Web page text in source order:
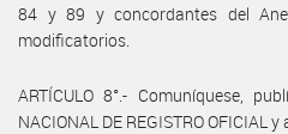
84 y 89 y concordantes del
modificatorios.
ARTÍCULO 8°.- Comuníquese,
NACIONAL DE REGISTRO OFICIAL y